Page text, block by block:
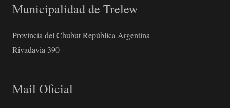
Municipalidad de Trelew
Provincia del Chubut República Argentina
Rivadavia 390
Mail Oficial